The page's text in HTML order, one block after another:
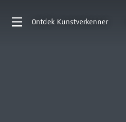
Ontdek Kunstverkenner